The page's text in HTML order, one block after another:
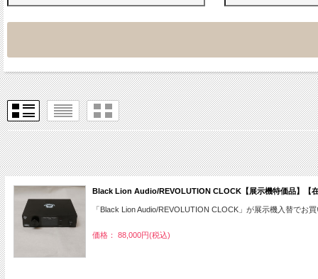
Black Lion Audio/REVOLUTION CLOCK【展示機特価品】【
「Black Lion Audio/REVOLUTION CLOCK」が展示機入替でお
価格： 88,000円(税込)